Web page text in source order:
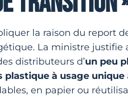
la raison du report
La ministre justifie
distributeurs d’un peu
plastique à usage unique
en papier ou